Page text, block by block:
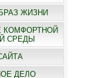
ЖИЗНИ
КОМФОРТНОЙ
СРЕДЫ
ДЕЛО